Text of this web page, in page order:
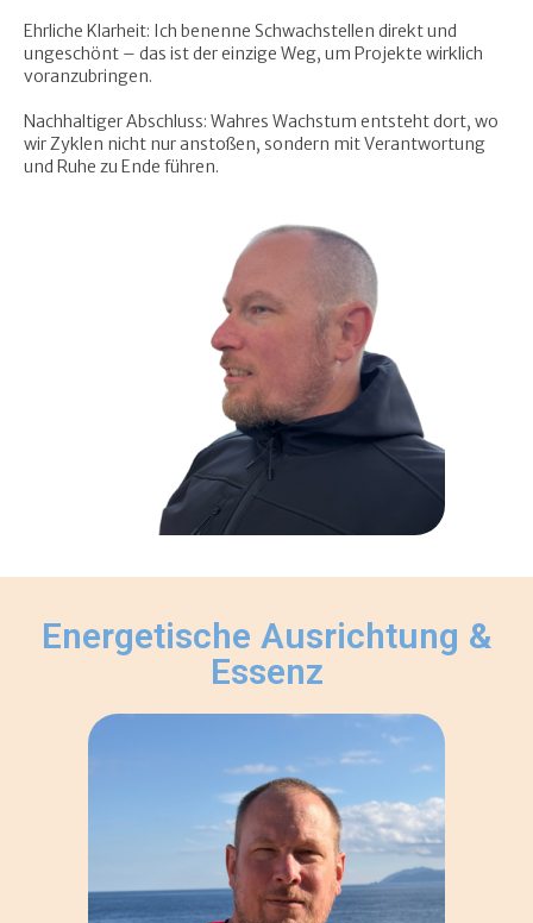
Ehrliche Klarheit: Ich benenne Schwachstellen direkt und
ungeschönt – das ist der einzige Weg, um Projekte wirklich
voranzubringen.
Nachhaltiger Abschluss: Wahres Wachstum entsteht dort, wo
wir Zyklen nicht nur anstoßen, sondern mit Verantwortung
und Ruhe zu Ende führen.
Energetische Ausrichtung &
Essenz